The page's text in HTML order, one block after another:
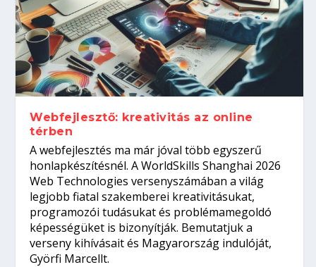
Hogyan készíts ATS-barát önéletrajzot?
Így növelheted az esélyedet az
állásinterjúra...
Kitalálod, mire használják ezeket a
gépeket?
Nem sikerült az egyetemi felvételi?
Tanulj szakmát!
Szoftverfejlesztő: verseny kódban –
amikor néhány sor program dönti el a
világversenyt...
Webfejlesztő: kreativitás az online
térben
A webfejlesztés ma már jóval több egyszerű
honlapkészítésnél. A WorldSkills Shanghai 2026
Web Technologies versenyszámában a világ
legjobb fiatal szakemberei kreativitásukat,
programozói tudásukat és problémamegoldó
képességüket is bizonyítják. Bemutatjuk a
verseny kihívásait és Magyarország indulóját,
Györfi Marcellt.